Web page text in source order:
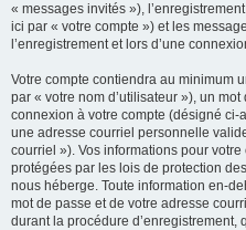
« messages invités »),
ici par « votre compte ») et les
l’enregistrement et lors d’une
Votre compte contiendra au minimum
par « votre nom d’utilisateur »), un
connexion à votre compte (désigné ci-
une adresse courriel personnelle
courriel »). Vos informations pour
protégées par les lois de protection
nous héberge. Toute information en-
mot de passe et de votre adresse
durant la procédure d’enregistrement,